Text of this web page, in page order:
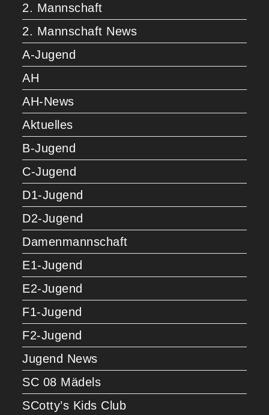
2. Mannschaft
2. Mannschaft News
A-Jugend
AH
AH-News
Aktuelles
B-Jugend
C-Jugend
D1-Jugend
D2-Jugend
Damenmannschaft
E1-Jugend
E2-Jugend
F1-Jugend
F2-Jugend
Jugend News
SC 08 Mädels
SCotty’s Kids Club